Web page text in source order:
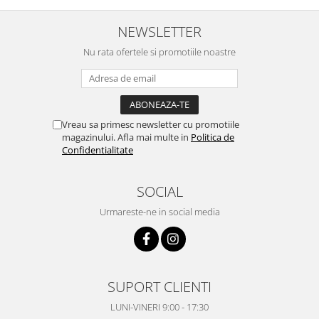
NEWSLETTER
Nu rata ofertele si promotiile noastre
Vreau sa primesc newsletter cu promotiile
magazinului. Afla mai multe in Politica de
Confidentialitate
SOCIAL
Urmareste-ne in social media
SUPORT CLIENTI
LUNI-VINERI 9:00 - 17:30